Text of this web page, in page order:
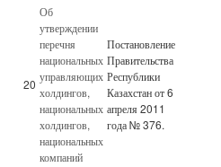
20
Об
утверждении
перечня
национальных
управляющих
холдингов,
национальных
холдингов,
национальных
компаний
Постановление
Правительства
Республики
Казахстан от 6
апреля 2011
года № 376.